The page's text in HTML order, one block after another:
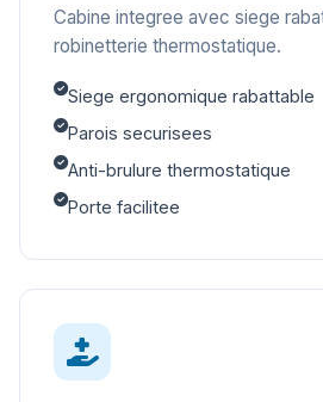
Cabine integree avec siege
robinetterie thermostatique.
Siege ergonomique rabattable
Parois securisees
Anti-brulure thermostatique
Porte facilitee